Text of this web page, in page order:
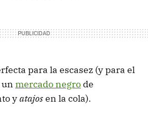
para la escasez (y para el
mercado negro de
yatajosen la cola).